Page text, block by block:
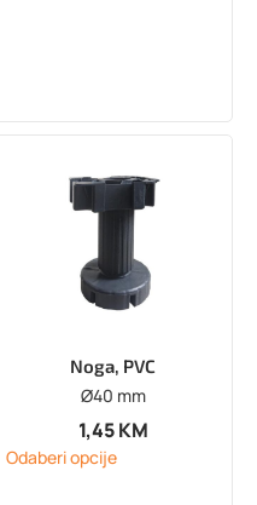
Noga, PVC
Ø40 mm
1,45KM
Odaberi opcije